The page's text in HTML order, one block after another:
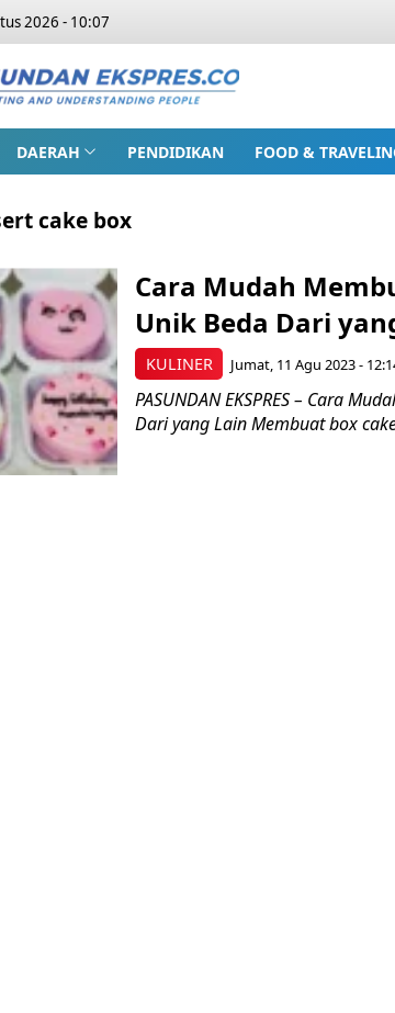
2026 - 10:07
DAERAH PENDIDIKAN FOOD &
cake box
KULINER
Cara Mudah
Unik Beda Dari
Jumat, 11 Agu 2023 -
PASUNDAN EKSPRES – Cara
Dari yang Lain Membuat box